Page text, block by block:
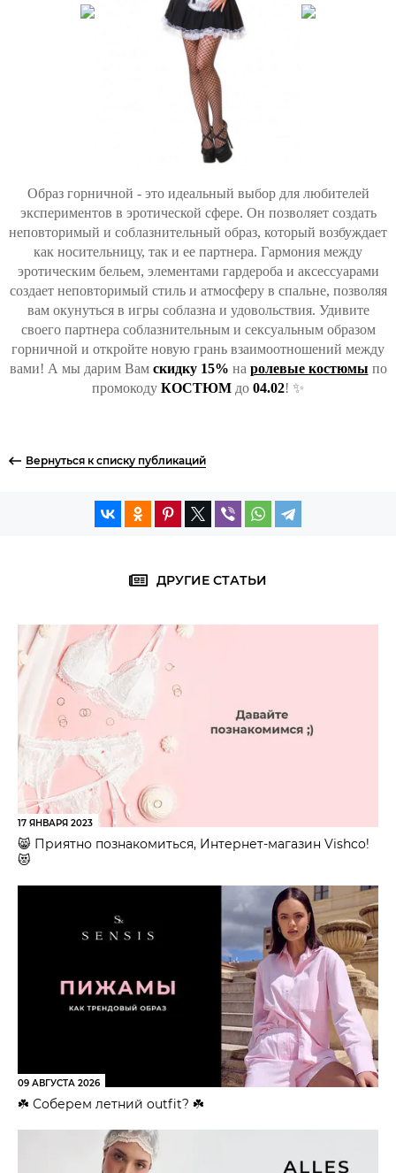
Образ горничной - это идеальный выбор для любителей
экспериментов в эротической сфере. Он позволяет создать
неповторимый и соблазнительный образ, который возбуждает
как носительницу, так и ее партнера. Гармония между
эротическим бельем, элементами гардероба и аксессуарами
создает неповторимый стиль и атмосферу в спальне, позволяя
вам окунуться в игры соблазна и удовольствия. Удивите
своего партнера соблазнительным и сексуальным образом
горничной и откройте новую грань взаимоотношений между
вами! А мы дарим Вам скидку 15% на ролевые костюмы по
промокоду КОСТЮМ до 04.02! ✨
Вернуться к списку публикаций
ДРУГИЕ СТАТЬИ
17 ЯНВАРЯ 2023
😸 Приятно познакомиться, Интернет-магазин Vishco!
😻
09 АВГУСТА 2026
☘️ Соберем летний outfit? ☘️